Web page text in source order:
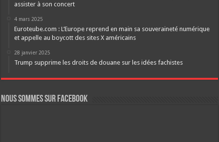
assister à son concert
4 mars 2025
Euroteube.com : L’Europe reprend en main sa souveraineté numérique
et appelle au boycott des sites X américains
28 janvier 2025
Trump supprime les droits de douane sur les idées fachistes
Nous sommes sur FaceBook